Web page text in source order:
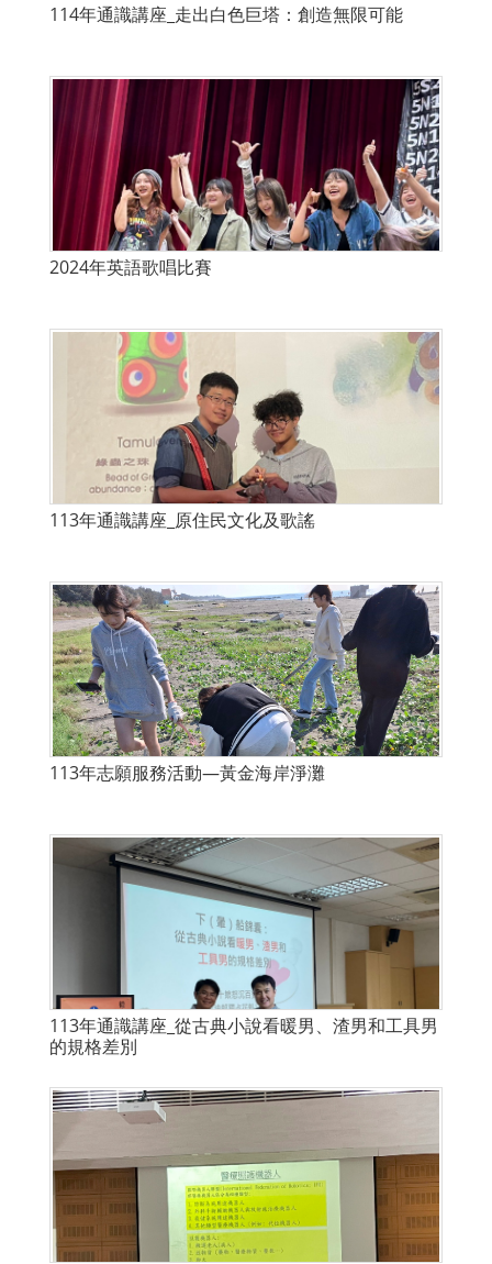
114年通識講座_走出白色巨塔：創造無限可能
2024年英語歌唱比賽
113年通識講座_原住民文化及歌謠
113年志願服務活動—黃金海岸淨灘
113年通識講座_從古典小說看暖男、渣男和工具男
的規格差別